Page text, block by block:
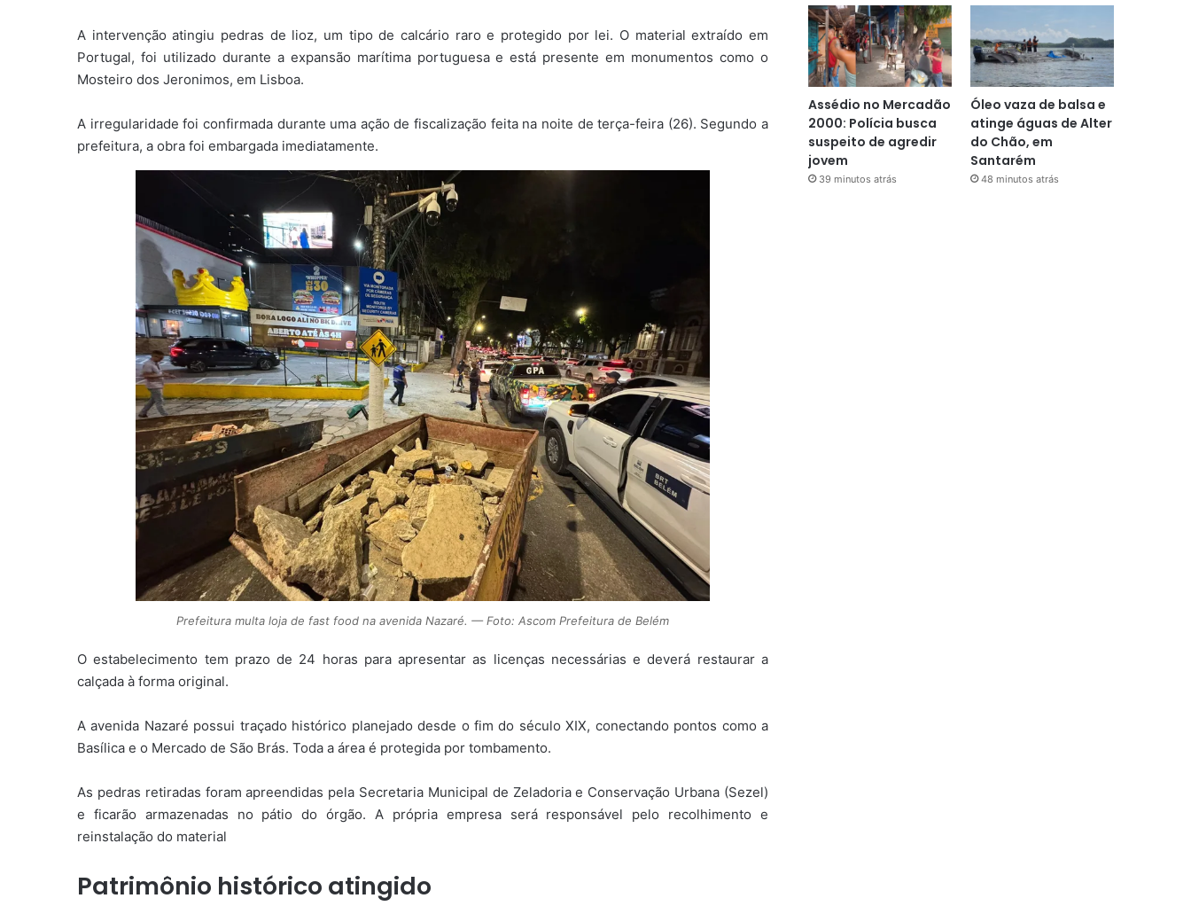
A intervenção atingiu pedras de lioz, um tipo de calcário raro e protegido por lei. O material extraído em
Portugal, foi utilizado durante a expansão marítima portuguesa e está presente em monumentos como o
Mosteiro dos Jeronimos, em Lisboa.
A irregularidade foi confirmada durante uma ação de fiscalização feita na noite de terça-feira (26). Segundo a
prefeitura, a obra foi embargada imediatamente.
Prefeitura multa loja de fast food na avenida Nazaré. — Foto: Ascom Prefeitura de Belém
O estabelecimento tem prazo de 24 horas para apresentar as licenças necessárias e deverá restaurar a
calçada à forma original.
A avenida Nazaré possui traçado histórico planejado desde o fim do século XIX, conectando pontos como a
Basílica e o Mercado de São Brás. Toda a área é protegida por tombamento.
As pedras retiradas foram apreendidas pela Secretaria Municipal de Zeladoria e Conservação Urbana (Sezel)
e ficarão armazenadas no pátio do órgão. A própria empresa será responsável pelo recolhimento e
reinstalação do material
Patrimônio histórico atingido
Assédio no Mercadão
2000: Polícia busca
suspeito de agredir
jovem
39 minutos atrás
Óleo vaza de balsa e
atinge águas de Alter
do Chão, em
Santarém
48 minutos atrás